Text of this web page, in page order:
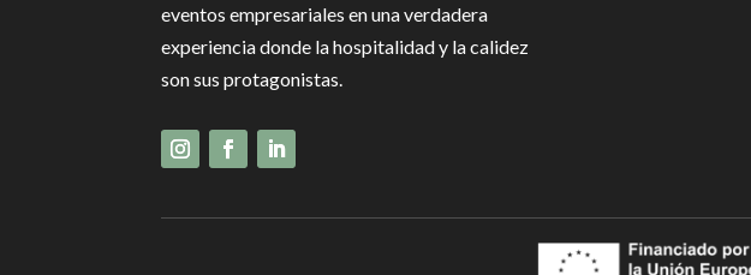
eventos empresariales en una verdadera
experiencia donde la hospitalidad y la calidez
son sus protagonistas.